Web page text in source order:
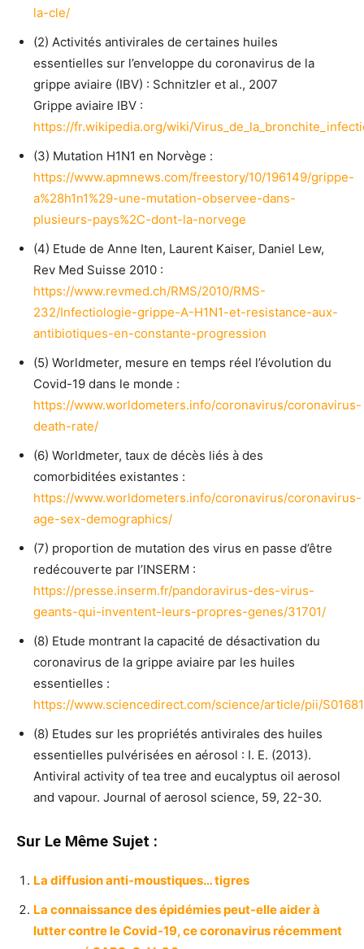
la-cle/
(2) Activités antivirales de certaines huiles
essentielles sur l’enveloppe du coronavirus de la
grippe aviaire (IBV) : Schnitzler et al., 2007
Grippe aviaire IBV :
https://fr.wikipedia.org/wiki/
(3) Mutation H1N1 en Norvège :
https://www.apmnews.com/freestory/10/196149/grippe-
a%28h1n1%29-une-mutation-observee-dans-
plusieurs-pays%2C-dont-la-norvege
(4) Etude de Anne Iten, Laurent Kaiser, Daniel Lew,
Rev Med Suisse 2010 :
https://www.revmed.ch/RMS/2010/RMS-
232/Infectiologie-grippe-A-H1N1-et-resistance-aux-
antibiotiques-en-constante-progression
(5) Worldmeter, mesure en temps réel l’évolution du
Covid-19 dans le monde :
https://www.worldometers.info/coronavirus/coronavirus-
death-rate/
(6) Worldmeter, taux de décès liés à des
comorbiditées existantes :
https://www.worldometers.info/coronavirus/coronavirus-
age-sex-demographics/
(7) proportion de mutation des virus en passe d’être
redécouverte par l’INSERM :
https://presse.inserm.fr/pandoravirus-des-virus-
geants-qui-inventent-leurs-propres-genes/31701/
(8) Etude montrant la capacité de désactivation du
coronavirus de la grippe aviaire par les huiles
essentielles :
https://www.sciencedirect.com/science/article/pii/
(8) Etudes sur les propriétés antivirales des huiles
essentielles pulvérisées en aérosol : I. E. (2013).
Antiviral activity of tea tree and eucalyptus oil aerosol
and vapour. Journal of aerosol science, 59, 22-30.
Sur Le Même Sujet :
La diffusion anti-moustiques… tigres
La connaissance des épidémies peut-elle aider à
lutter contre le Covid-19, ce coronavirus récemment